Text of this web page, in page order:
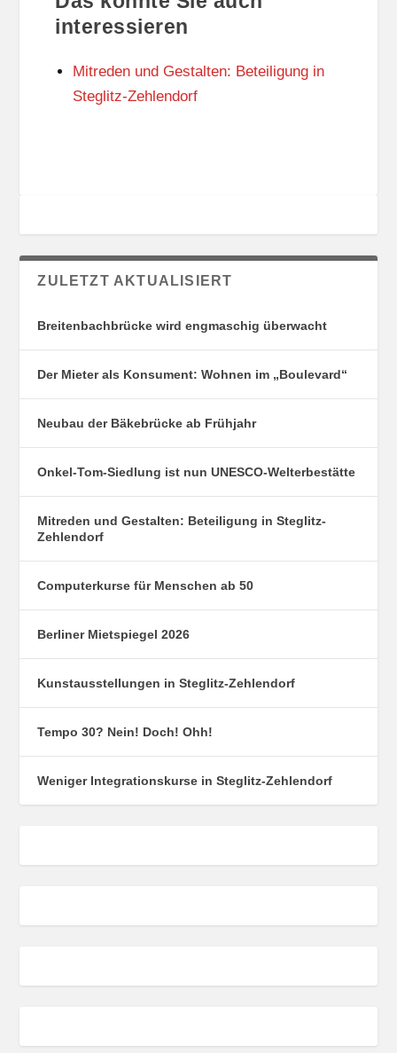
T
U
N
S
O
O
R
N
interessieren
Mitreden und Gestalten: Beteiligung in
Steglitz-Zehlendorf
ZULETZT AKTUALISIERT
Breitenbachbrücke wird engmaschig überwacht
Der Mieter als Konsument: Wohnen im „Boulevard“
Neubau der Bäkebrücke ab Frühjahr
Onkel-Tom-Siedlung ist nun UNESCO-Welterbestätte
Mitreden und Gestalten: Beteiligung in Steglitz-
Zehlendorf
Computerkurse für Menschen ab 50
Berliner Mietspiegel 2026
Kunstausstellungen in Steglitz-Zehlendorf
Tempo 30? Nein! Doch! Ohh!
Weniger Integrationskurse in Steglitz-Zehlendorf